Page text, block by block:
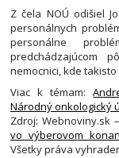
Z čela NOÚ odišiel
personálnych
personálne
predchádzajúcom
nemocnici, kde
Viac k témam:
Národný onkologický
Zdroj: Webnoviny.sk –
vo výberovom
Všetky práva